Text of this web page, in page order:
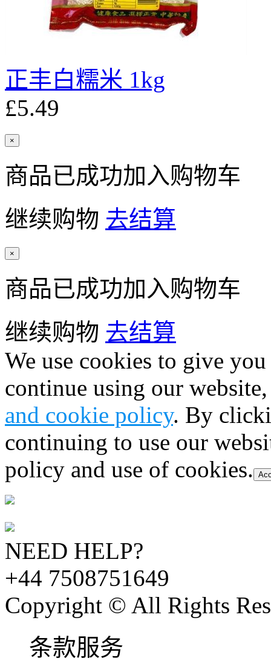
正丰白糯米 1kg
£5.49
×
商品已成功加入购物车
继续购物 去结算
×
商品已成功加入购物车
继续购物 去结算
We use cookies to give
continue using our
and cookie policy. By
continuing to use our
policy and use of cookies.
NEED HELP?
+44 7508751649
Copyright © All Rights
条款服务